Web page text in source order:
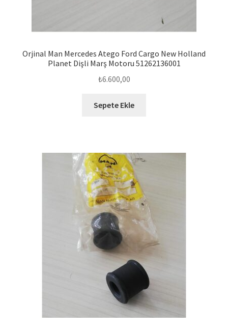
Orjinal Man Mercedes Atego Ford Cargo New Holland
Planet Dişli Marş Motoru 51262136001
₺6.600,00
Sepete Ekle